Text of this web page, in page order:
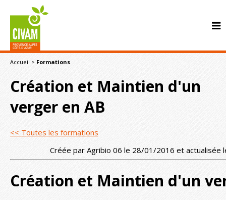
Accueil > Formations
Création et Maintien d'un
verger en AB
<< Toutes les formations
Créée par Agribio 06 le 28/01/2016 et actualisée
Création et Maintien d'un